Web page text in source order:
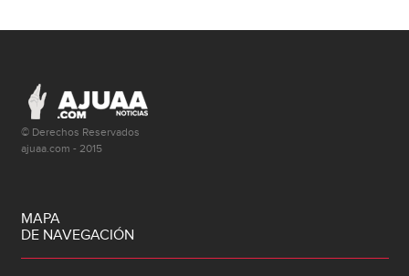
© Derechos Reservados
ajuaa.com - 2015
MAPA
DE NAVEGACIÓN